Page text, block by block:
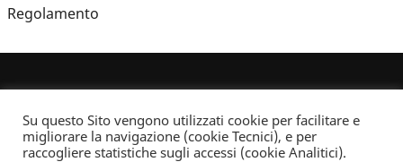
Regolamento
Su questo Sito vengono utilizzati cookie per facilitare e
migliorare la navigazione (cookie Tecnici), e per
raccogliere statistiche sugli accessi (cookie Analitici).